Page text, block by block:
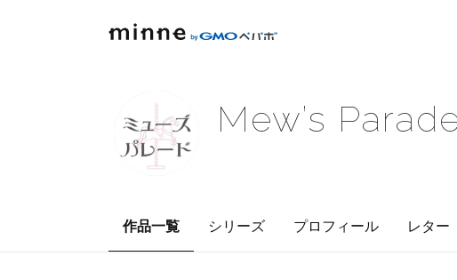
Mew’s
作品一覧 シリーズ プロフィール レター